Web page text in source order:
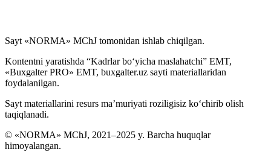
Sayt «NORMA» MChJ tomonidan ishlab chiqilgan.
Kontentni yaratishda “Kadrlar boʻyicha maslahatchi” EMT,
«Buxgalter PRO» EMT, buxgalter.uz sayti materiallaridan
foydalanilgan.
Sayt materiallarini resurs ma’muriyati roziligisiz koʻchirib olish
taqiqlanadi.
© «NORMA» MChJ, 2021–2025 y. Barcha huquqlar
himoyalangan.